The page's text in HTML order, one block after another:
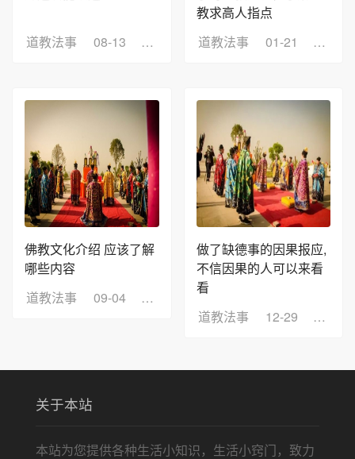
道教法事 08-13 浏览：8
教求高人指点
道教法事
01-21 浏览
佛教文化介绍 应该了解
哪些内容
道教法事
09-04 浏览：7
做了缺德事的因果报应,
不信因果的人可以来看
看
道教法事
12-29 浏览
关于本站
本站为您提供各种生活小知识，生活小窍门，致力